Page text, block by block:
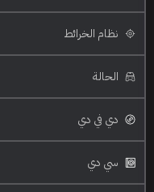
نظام الخرائط
الحالة
دي في دي
سي دي